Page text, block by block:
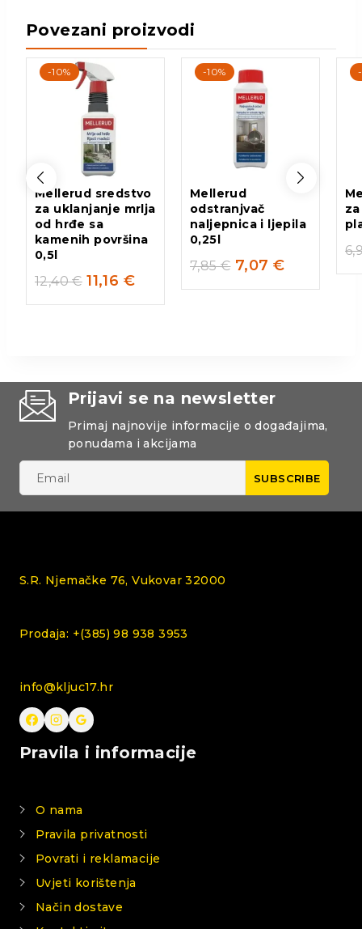
Povezani proizvodi
-10%
Mellerud sredstvo
za uklanjanje mrlja
od hrđe sa
kamenih površina
0,5l
12,40€ 11,16 €
-10%
Mellerud
odstranjvač
naljepnica i ljepila
0,25l
7,85€ 7,07 €
Prijavi se na newsletter
Primaj najnovije informacije o događajima,
ponudama i akcijama
S.R. Njemačke 76, Vukovar 32000
Prodaja: +(385) 98 938 3953
info@kljuc17.hr
Pravila i informacije
O nama
Pravila privatnosti
Povrati i reklamacije
Uvjeti korištenja
Način dostave